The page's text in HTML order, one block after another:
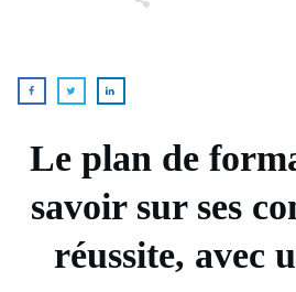
Le plan de
savoir sur ses
réussite, avec